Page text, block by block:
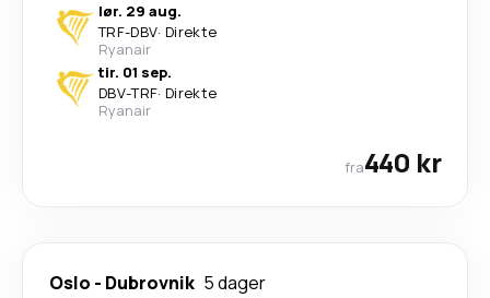
lør. 29 aug.
TRF-DBV· Direkte
Ryanair
tir. 01 sep.
DBV-TRF· Direkte
Ryanair
fra440 kr
Oslo - Dubrovnik 5 dager